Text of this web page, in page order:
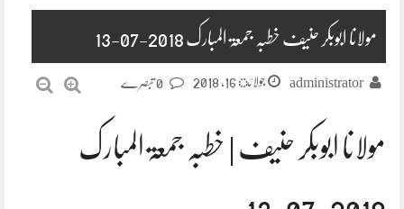
مولانا ابوبکر حنیف خطبہ جمعۃ المبارک 2018-07-13
administrator جولائ 16, 2018
مولانا ابوبکر حنیف | خطبہ جمعۃ المبارک